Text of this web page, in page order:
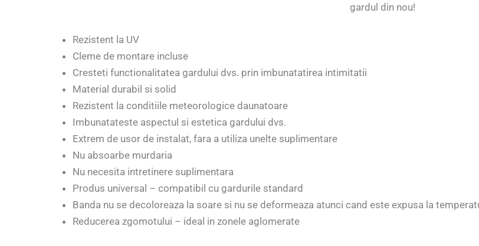
gardul din nou!
Rezistent la UV
Cleme de montare incluse
Cresteti functionalitatea gardului dvs. prin imbunatatirea intimitatii
Material durabil si solid
Rezistent la conditiile meteorologice daunatoare
Imbunatateste aspectul si estetica gardului dvs.
Extrem de usor de instalat, fara a utiliza unelte suplimentare
Nu absoarbe murdaria
Nu necesita intretinere suplimentara
Produs universal – compatibil cu gardurile standard
Banda nu se decoloreaza la soare si nu se deformeaza atunci cand este expusa la
Reducerea zgomotului – ideal in zonele aglomerate